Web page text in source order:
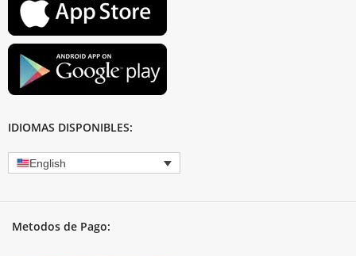
IDIOMAS DISPONIBLES:
English
Metodos de Pago: